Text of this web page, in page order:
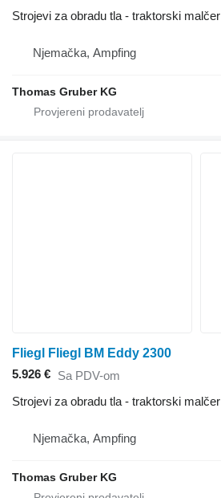
Strojevi za obradu tla - traktorski malčer
Njemačka, Ampfing
Thomas Gruber KG
Fliegl Fliegl BM Eddy 2300
5.926 € Sa PDV-om
Strojevi za obradu tla - traktorski malčer
Njemačka, Ampfing
Thomas Gruber KG